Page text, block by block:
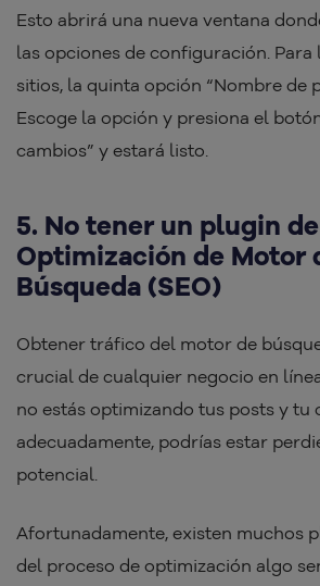
Esto abrirá una nueva ventana
las opciones de configuración. Para
sitios, la quinta opción “Nombre de
Escoge la opción y presiona el
cambios” y estará listo.
5. No tener un plugin de
Optimización de Motor
Búsqueda (SEO)
Obtener tráfico del motor de
crucial de cualquier negocio en
no estás optimizando tus posts y tu
adecuadamente, podrías estar
potencial.
Afortunadamente, existen muchos
del proceso de optimización algo